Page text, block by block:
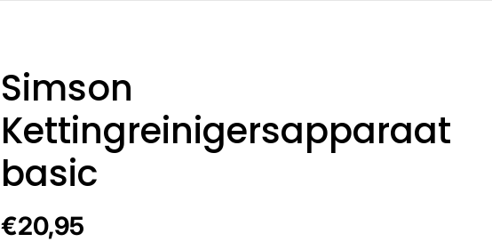
Simson
Kettingreinigersapparaat
basic
Normale
€20,95